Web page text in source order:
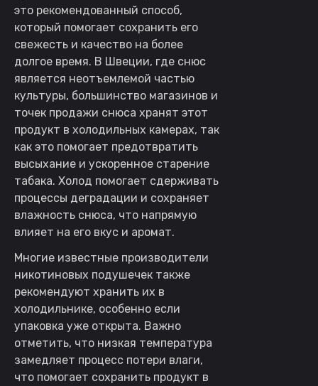
это рекомендованный способ,
который помогает сохранить его
свежесть и качество на более
долгое время. В Швеции, где снюс
является неотъемлемой частью
культуры, большинство магазинов и
точек продажи снюса хранят этот
продукт в холодильных камерах, так
как это помогает предотвратить
высыхание и ускоренное старение
табака. Холод помогает сдерживать
процессы деградации и сохраняет
влажность снюса, что напрямую
влияет на его вкус и аромат.
Многие известные производители
никотиновых подушечек также
рекомендуют хранить их в
холодильнике, особенно если
упаковка уже открыта. Важно
отметить, что низкая температура
замедляет процесс потери влаги,
что помогает сохранить продукт в